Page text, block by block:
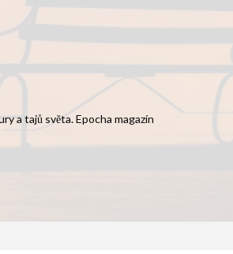
a tajů světa. Epocha magazín